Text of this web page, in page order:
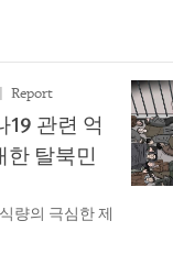
Report
19 관련 억
한 탈북민
량의 극심한 제